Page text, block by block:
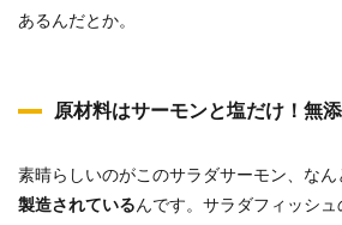
あるんだとか。
原材料はサーモンと塩だけ！無
素晴らしいのがこのサラダサーモン、なん
製造されている んです。サラダフィッシ